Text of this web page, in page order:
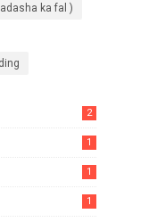
ka fal )
2
1
1
1